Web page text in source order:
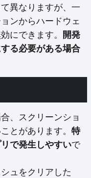
異なりますが、一
ンからハードウェ
にできます。
開発
る必要がある場合
、スクリーンショ
とがあります。 特
で発生しやすいで
ュをクリアした